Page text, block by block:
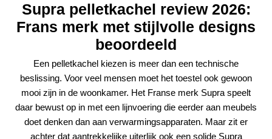
Supra pelletkachel review 2026:
Frans merk met stijlvolle designs
beoordeeld
Een pelletkachel kiezen is meer dan een technische
beslissing. Voor veel mensen moet het toestel ook gewoon
mooi zijn in de woonkamer. Het Franse merk Supra speelt
daar bewust op in met een lijnvoering die eerder aan meubels
doet denken dan aan verwarmingsapparaten. Maar zit er
achter dat aantrekkelijke uiterlijk ook een solide Supra